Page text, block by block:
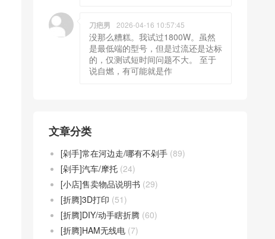
刀疤男 2026-04-16 10:57:45
没那么糟糕。我试过1800W。虽然
是最低端的型号，但是过流还是达标
的，仅测试短时间问题不大。 至于
说自燃，有可能就是作
文章分类
[剁手]常在河边走/哪有不剁手 (89)
[剁手]汽车/摩托 (24)
[小店]售卖物品说明书 (29)
[折腾]3D打印 (51)
[折腾]DIY/动手瞎折腾 (60)
[折腾]HAM无线电 (7)